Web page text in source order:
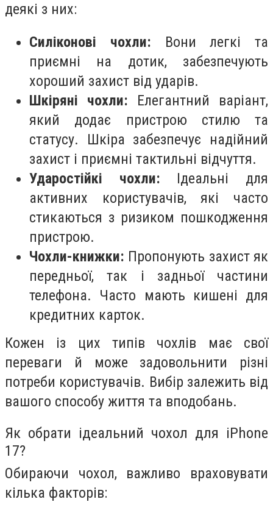
деякі з них:
Силіконові чохли: Вони легкі та
приємні на дотик, забезпечують
хороший захист від ударів.
Шкіряні чохли: Елегантний варіант,
який додає пристрою стилю та
статусу. Шкіра забезпечує надійний
захист і приємні тактильні відчуття.
Ударостійкі чохли: Ідеальні для
активних користувачів, які часто
стикаються з ризиком пошкодження
пристрою.
Чохли-книжки: Пропонують захист як
передньої, так і задньої частини
телефона. Часто мають кишені для
кредитних карток.
Кожен із цих типів чохлів має свої
переваги й може задовольнити різні
потреби користувачів. Вибір залежить від
вашого способу життя та вподобань.
Як обрати ідеальний чохол для iPhone
17?
Обираючи чохол, важливо враховувати
кілька факторів: